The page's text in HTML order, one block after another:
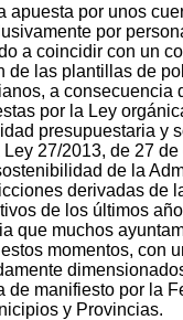
apuesta por unos
por
a coincidir con un
de las plantillas de
a consecuencia
por la Ley
presupuestaria y
27/2013, de 27
de la
derivadas de
de los últimos
que muchos
momentos, con
de manifiesto por la
y Provincias.